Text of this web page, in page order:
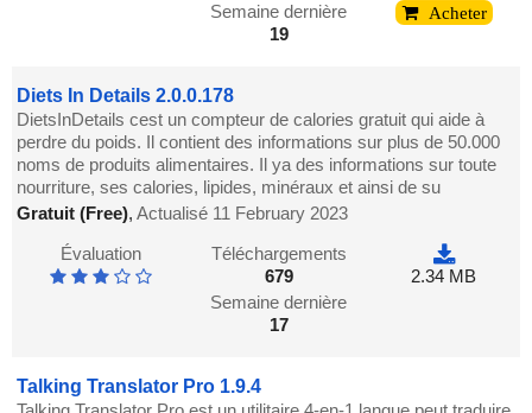
Semaine dernière
19
Acheter
Diets In Details 2.0.0.178
DietsInDetails cest un compteur de calories gratuit qui aide à
perdre du poids. Il contient des informations sur plus de 50.000
noms de produits alimentaires. Il ya des informations sur toute
nourriture, ses calories, lipides, minéraux et ainsi de su
Gratuit (Free),Actualisé 11 February 2023
Évaluation
Téléchargements
679
Semaine dernière
17
2.34 MB
Talking Translator Pro 1.9.4